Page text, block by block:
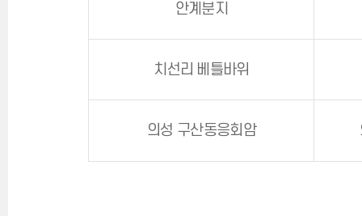
안계분지
치선리 베틀바위
의성 구산동응회암